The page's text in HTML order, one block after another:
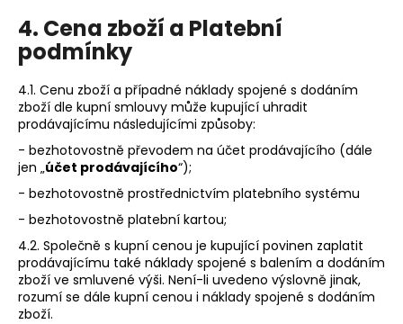
4. Cena zboží a Platební
podmínky
4.1. Cenu zboží a případné náklady spojené s dodáním
zboží dle kupní smlouvy může kupující uhradit
prodávajícímu následujícími způsoby:
- bezhotovostně převodem na účet prodávajícího (dále
jen „účet prodávajícího“);
- bezhotovostně prostřednictvím platebního systému
- bezhotovostně platební kartou;
4.2. Společně s kupní cenou je kupující povinen zaplatit
prodávajícímu také náklady spojené s balením a dodáním
zboží ve smluvené výši. Není-li uvedeno výslovně jinak,
rozumí se dále kupní cenou i náklady spojené s dodáním
zboží.